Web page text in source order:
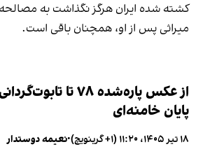
کشته شده ایران هرگز نگذاشت به
میراثی پس از او، همچنان باقی است.
پایان خامنه‌ای
۱۸ تیر ۱۴۰۵، ۱۱:۲۰ (‎+۱ گرینویچ) •نعیمه دوستدار